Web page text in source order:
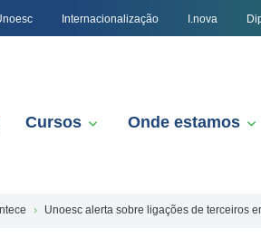
Internacionalização I.nova
Cursos Onde estamos
Unoesc alerta sobre ligações de terceiros